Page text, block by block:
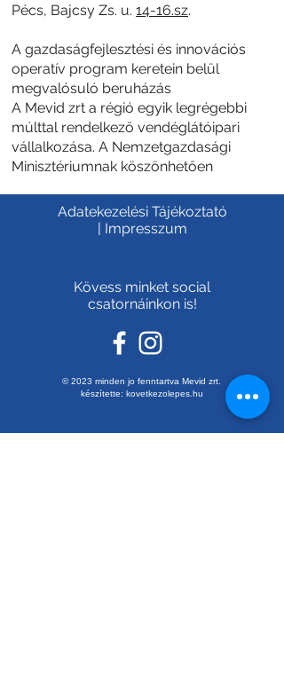
Pécs, Bajcsy Zs. u. 14-16.sz.
A gazdaságfejlesztési és innovációs
operatív program keretein belül
megvalósuló beruházás
A Mevid zrt a régió egyik legrégebbi
múlttal rendelkező vendéglátóipari
vállalkozása. A Nemzetgazdasági
Minisztériumnak köszönhetően
Adatekezelési Tájékoztató
| Impresszum
Kövess minket social
csatornáinkon is!
© 2023 minden jo fenntartva Mevid zrt.
készítette: kovetkezolepes.hu